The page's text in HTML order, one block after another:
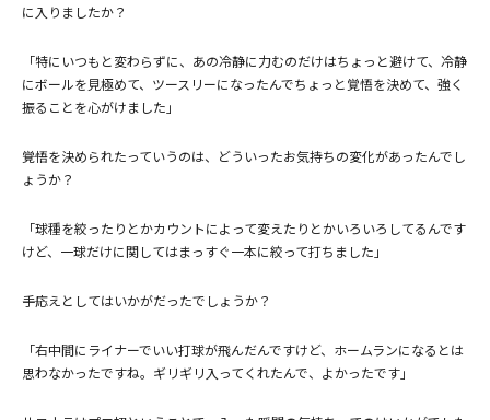
に入りましたか？
「特にいつもと変わらずに、あの冷静に力むのだけはちょっと避けて、冷静
にボールを見極めて、ツースリーになったんでちょっと覚悟を決めて、強く
振ることを心がけました」
――覚悟を決められたっていうのは、どういったお気持ちの変化があったんでし
ょうか？
「球種を絞ったりとかカウントによって変えたりとかいろいろしてるんです
けど、一球だけに関してはまっすぐ一本に絞って打ちました」
――手応えとしてはいかがだったでしょうか？
「右中間にライナーでいい打球が飛んだんですけど、ホームランになるとは
思わなかったですね。ギリギリ入ってくれたんで、よかったです」